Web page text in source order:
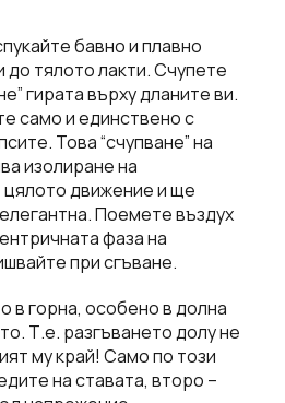
бавно и плавно
до тялото лакти. Счупете
гирата върху дланите ви.
само и единствено с
Това “счупване” на
изолиране на
движение и ще
Поемете въздух
фаза на
при сгъване.
в горна, особено в долна
Т.е. разгъването долу не
му край! Само по този
на ставата, второ –